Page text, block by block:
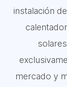
instalación
mercado y